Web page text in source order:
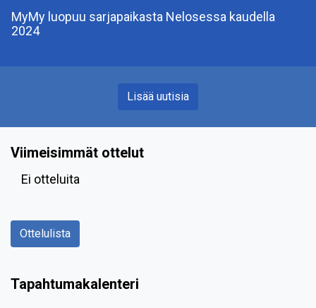
MyMy luopuu sarjapaikasta Nelosessa kaudella
2024
Lisää uutisia
Viimeisimmät ottelut
Ei otteluita
Ottelulista
Tapahtumakalenteri